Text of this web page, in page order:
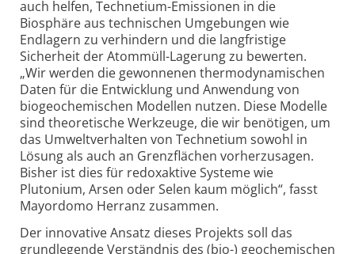
auch helfen, Technetium-Emissionen in die
Biosphäre aus technischen Umgebungen wie
Endlagern zu verhindern und die langfristige
Sicherheit der Atommüll-Lagerung zu bewerten.
„Wir werden die gewonnenen thermodynamischen
Daten für die Entwicklung und Anwendung von
biogeo­chemischen Modellen nutzen. Diese Modelle
sind theoretische Werkzeuge, die wir benötigen, um
das Umwelt­verhalten von Technetium sowohl in
Lösung als auch an Grenzflächen vorherzusagen.
Bisher ist dies für redoxaktive Systeme wie
Plutonium, Arsen oder Selen kaum möglich“, fasst
Mayordomo Herranz zusammen.
Der innovative Ansatz dieses Projekts soll das
grundlegende Verständnis des (bio-) geochemischen